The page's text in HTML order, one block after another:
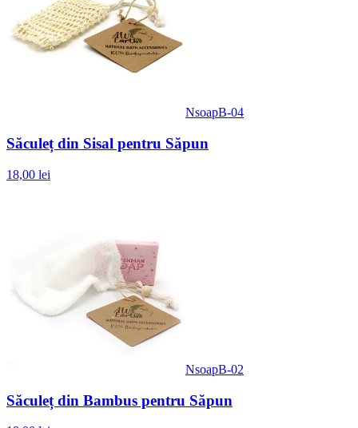
NsoapB-04
Săculeț din Sisal pentru Săpun
18,00 lei
NsoapB-02
Săculeț din Bambus pentru Săpun